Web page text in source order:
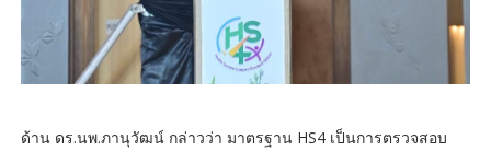
ด้าน ดร.นพ.ภานุวัฒน์ กล่าวว่า มาตรฐาน HS4 เป็นการตรวจสอบ